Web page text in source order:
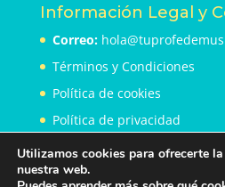
Información Legal y
Correo:
Términos y Condiciones
Política de cookies
Política de privacidad
Utilizamos cookies para ofrecerte
nuestra web.